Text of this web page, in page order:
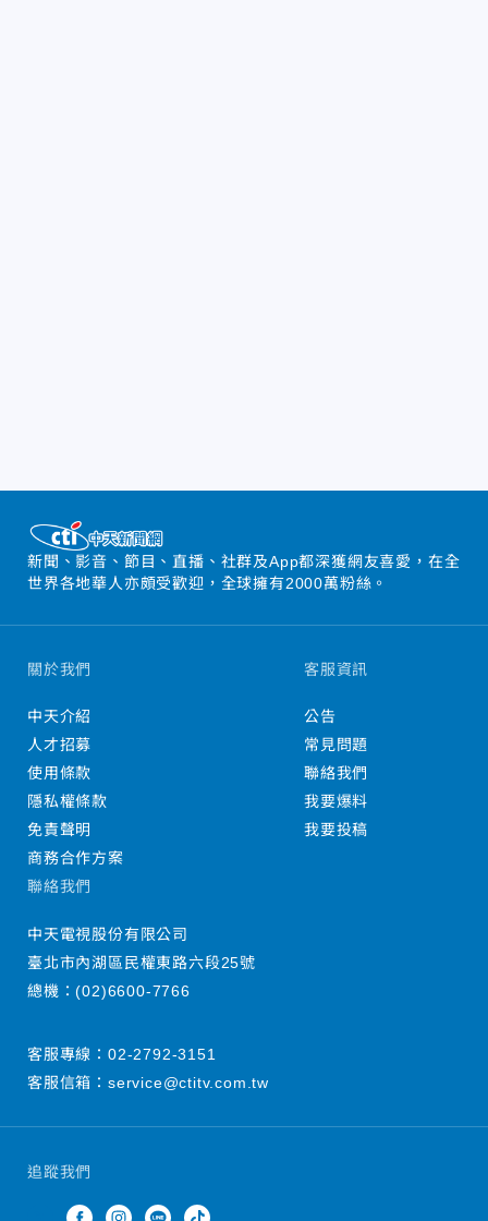
新聞、影音、節目、直播、社群及App都深獲網友喜愛，在全
世界各地華人亦頗受歡迎，全球擁有2000萬粉絲。
追蹤我們
關於我們
中天介紹
人才招募
使用條款
隱私權條款
免責聲明
商務合作方案
客服資訊
公告
常見問題
聯絡我們
我要爆料
我要投稿
聯絡我們
中天電視股份有限公司
臺北市內湖區民權東路六段25號
總機：(02)6600-7766
客服專線： 02-2792-3151
客服信箱： service@ctitv.com.tw